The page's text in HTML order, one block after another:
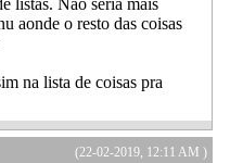
aonde o resto das coisas
na lista de coisas pra
(22-02-2019, 12:11 AM )